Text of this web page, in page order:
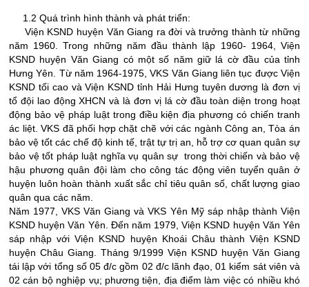
1.2 Quá trình hình thành và phát triển:
Viện KSND huyện Văn Giang ra đời và trưởng thành từ những
năm 1960. Trong những năm đầu thành lập 1960- 1964, Viện
KSND huyện Văn Giang có một số năm giữ lá cờ đầu của tỉnh
Hưng Yên. Từ năm 1964-1975, VKS Văn Giang liên tục được Viện
KSND tối cao và Viện KSND tỉnh Hải Hưng tuyên dương là đơn vị
tổ đội lao động XHCN và là đơn vị lá cờ đầu toàn diện trong hoạt
động bảo vệ pháp luật trong điều kiện địa phương có chiến tranh
ác liệt. VKS đã phối hợp chặt chẽ với các ngành Công an, Tòa án
bảo vệ tốt các chế độ kinh tế, trật tự trị an, hỗ trợ cơ quan quân sự
bảo vệ tốt pháp luật nghĩa vụ quân sự trong thời chiến và bảo vệ
hậu phương quân đội làm cho công tác động viên tuyển quân ở
huyện luôn hoàn thành xuất sắc chỉ tiêu quân số, chất lượng giao
quân qua các năm.
Năm 1977, VKS Văn Giang và VKS Yên Mỹ sáp nhập thành Viện
KSND huyện Văn Yên. Đến năm 1979, Viện KSND huyện Văn Yên
sáp nhập với Viện KSND huyện Khoái Châu thành Viện KSND
huyện Châu Giang. Tháng 9/1999 Viện KSND huyện Văn Giang
tái lập với tổng số 05 đ/c gồm 02 đ/c lãnh đạo, 01 kiểm sát viên và
02 cán bộ nghiệp vụ; phương tiện, địa điểm làm việc có nhiều khó